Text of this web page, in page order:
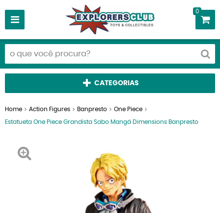
0
CATEGORIAS
Home Action Figures Banpresto One Piece
Estatueta One Piece Grandista Sabo Mangá Dimensions Banpresto